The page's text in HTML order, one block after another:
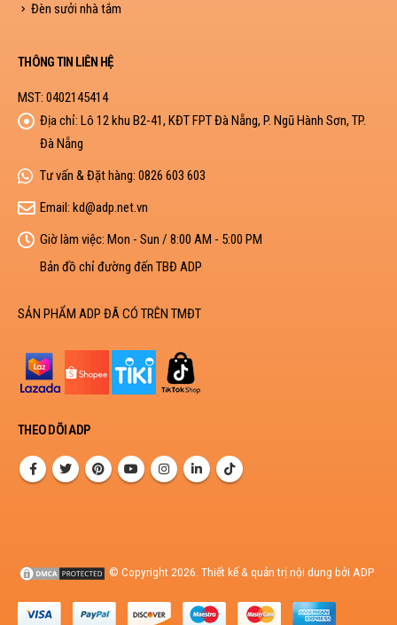
Đèn sưởi nhà tắm
THÔNG TIN LIÊN HỆ
MST: 0402145414
Địa chỉ: Lô 12 khu B2-41, KĐT FPT Đà Nẵng, P. Ngũ Hành Sơn, TP.
Đà Nẵng
Tư vấn & Đặt hàng: 0826 603 603
Email: kd@adp.net.vn
Giờ làm việc: Mon - Sun / 8:00 AM - 5:00 PM
Bản đồ chỉ đường đến TBĐ ADP
SẢN PHẨM ADP ĐÃ CÓ TRÊN TMĐT
THEO DÕI ADP
© Copyright 2026. Thiết kế & quản trị nội dung bởi ADP